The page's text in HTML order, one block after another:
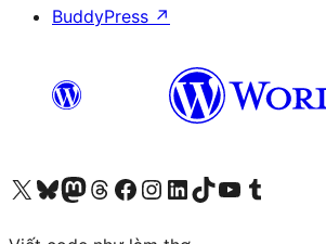
BuddyPress ↗
Truy cập tài khoản X (trước đây là Twitter) của chúng tôiVisit our Bluesky account
Visit our Mastodon account
Visit our Threads account
Xem trang Facebook của chúng tôiTruy cập tài khoản Instagram của chúng tôiTruy cập tài khoản LinkedIn của chúng tôiVisit our TikTok account
Truy cập kênh YouTube của chúng tôi Visit our Tumblr account